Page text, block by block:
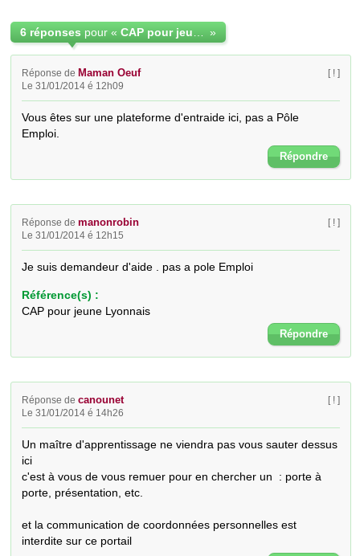
6 réponses pour « »
Réponse de Maman Oeuf
Le 31/01/2014 é 12h09
[ ! ]
Vous êtes sur une plateforme d'entraide ici, pas a Pôle
Emploi.
Répondre
Réponse demanonrobin
Le 31/01/2014 é 12h15
[ ! ]
Je suis demandeur d'aide . pas a pole Emploi
Référence(s) :
CAP pour jeune Lyonnais
Répondre
Réponse decanounet
Le 31/01/2014 é 14h26
[ ! ]
Un maître d'apprentissage ne viendra pas vous sauter dessus
ici
c'est à vous de vous remuer pour en chercher un  : porte à
porte, présentation, etc.
et la communication de coordonnées personnelles est
interdite sur ce portail